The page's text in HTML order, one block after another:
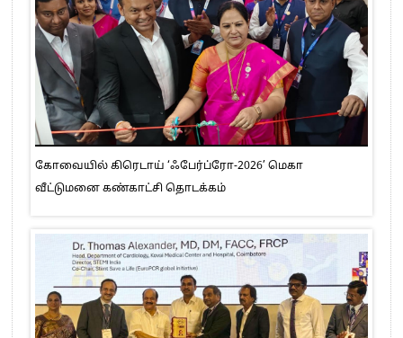
கோவையில் கிரெடாய் ‘ஃபேர்ப்ரோ-2026’ மெகா
வீட்டுமனை கண்காட்சி தொடக்கம்